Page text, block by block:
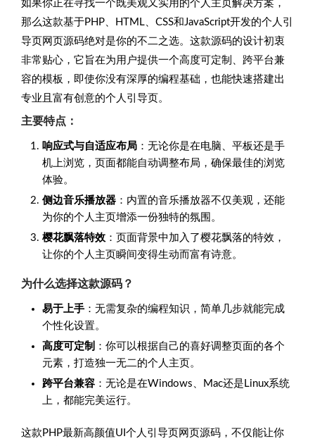
如果你正在寻找一个既美观又实用的个人主页解决方案，
那么这款基于PHP、HTML、CSS和JavaScript开发的个人引
导页网页源码绝对是你的不二之选。这款源码的设计初衷
非常贴心，它旨在为用户提供一个高度可定制、跨平台兼
容的模板，即使你没有深厚的编程基础，也能快速搭建出
专业且富有创意的个人引导页。
主要特点：
响应式与自适应布局 ：无论你是在电脑、平板还是手
机上浏览，页面都能自动调整布局，确保最佳的浏览
体验。
侧边音乐播放器 ：内置的音乐播放器不仅美观，还能
为你的个人主页增添一份独特的氛围。
樱花飘落特效 ：页面背景中加入了樱花飘落的特效，
让你的个人主页瞬间变得生动而富有诗意。
为什么选择这款源码？
易于上手 ：无需复杂的编程知识，简单几步就能完成
个性化设置。
高度可定制 ：你可以根据自己的喜好调整页面的各个
元素，打造独一无二的个人主页。
跨平台兼容 ：无论是在Windows、Mac还是Linux系统
上，都能完美运行。
这款PHP最新高颜值UI个人引导页网页源码，不仅能让你